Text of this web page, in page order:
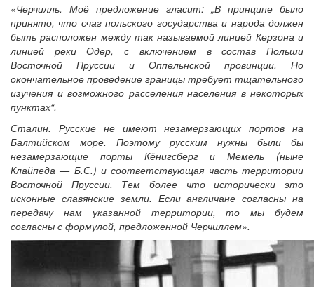
«Черчилль. Моё предложение гласит: „В принципе было
принято, что очаг польского государства и народа должен
быть расположен между так называемой линией Керзона и
линией реки Одер, с включением в состав Польши
Восточной Пруссии и Оппельнской провинции. Но
окончательное проведение границы требует тщательного
изучения и возможного расселения населения в некоторых
пунктах“.
Сталин. Русские не имеют незамерзающих портов на
Балтийском море. Поэтому русским нужны были бы
незамерзающие порты Кёнигсберг и Мемель (ныне
Клайпеда — Б.С.) и соответствующая часть территории
Восточной Пруссии. Тем более что исторически это
исконные славянские земли. Если англичане согласны на
передачу нам указанной территории, то мы будем
согласны с формулой, предложенной Черчиллем».